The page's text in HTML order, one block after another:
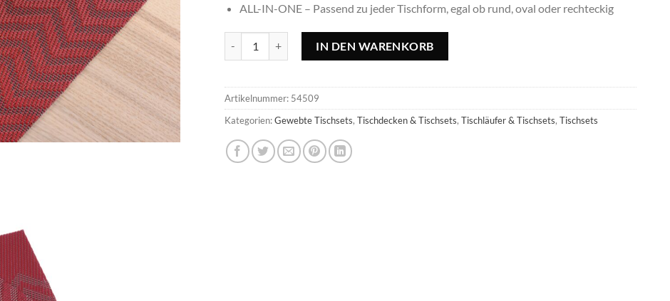
ALL-IN-ONE – Passend zu jeder Tischform, egal ob rund, oval oder rechteckig
IN DEN WARENKORB
Artikelnummer: 54509
Kategorien:Gewebte Tischsets,Tischdecken & Tischsets,Tischläufer & Tischsets,Tischsets